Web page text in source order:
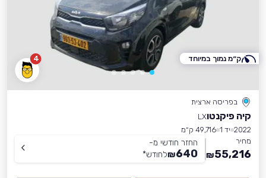
4
בפריסה ארצית
קיה פיקנטוLX
2022 יד 1
49,716 ק״מ
מחיר
55,216
₪
החזר חודשי מ-
640
₪לחודש*
ק״מ נמוך במיוחד